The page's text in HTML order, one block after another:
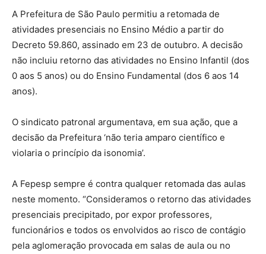
A Prefeitura de São Paulo permitiu a retomada de
atividades presenciais no Ensino Médio a partir do
Decreto 59.860, assinado em 23 de outubro. A decisão
não incluiu retorno das atividades no Ensino Infantil (dos
0 aos 5 anos) ou do Ensino Fundamental (dos 6 aos 14
anos).
O sindicato patronal argumentava, em sua ação, que a
decisão da Prefeitura ‘não teria amparo científico e
violaria o princípio da isonomia’.
A Fepesp sempre é contra qualquer retomada das aulas
neste momento. “Consideramos o retorno das atividades
presenciais precipitado, por expor professores,
funcionários e todos os envolvidos ao risco de contágio
pela aglomeração provocada em salas de aula ou no